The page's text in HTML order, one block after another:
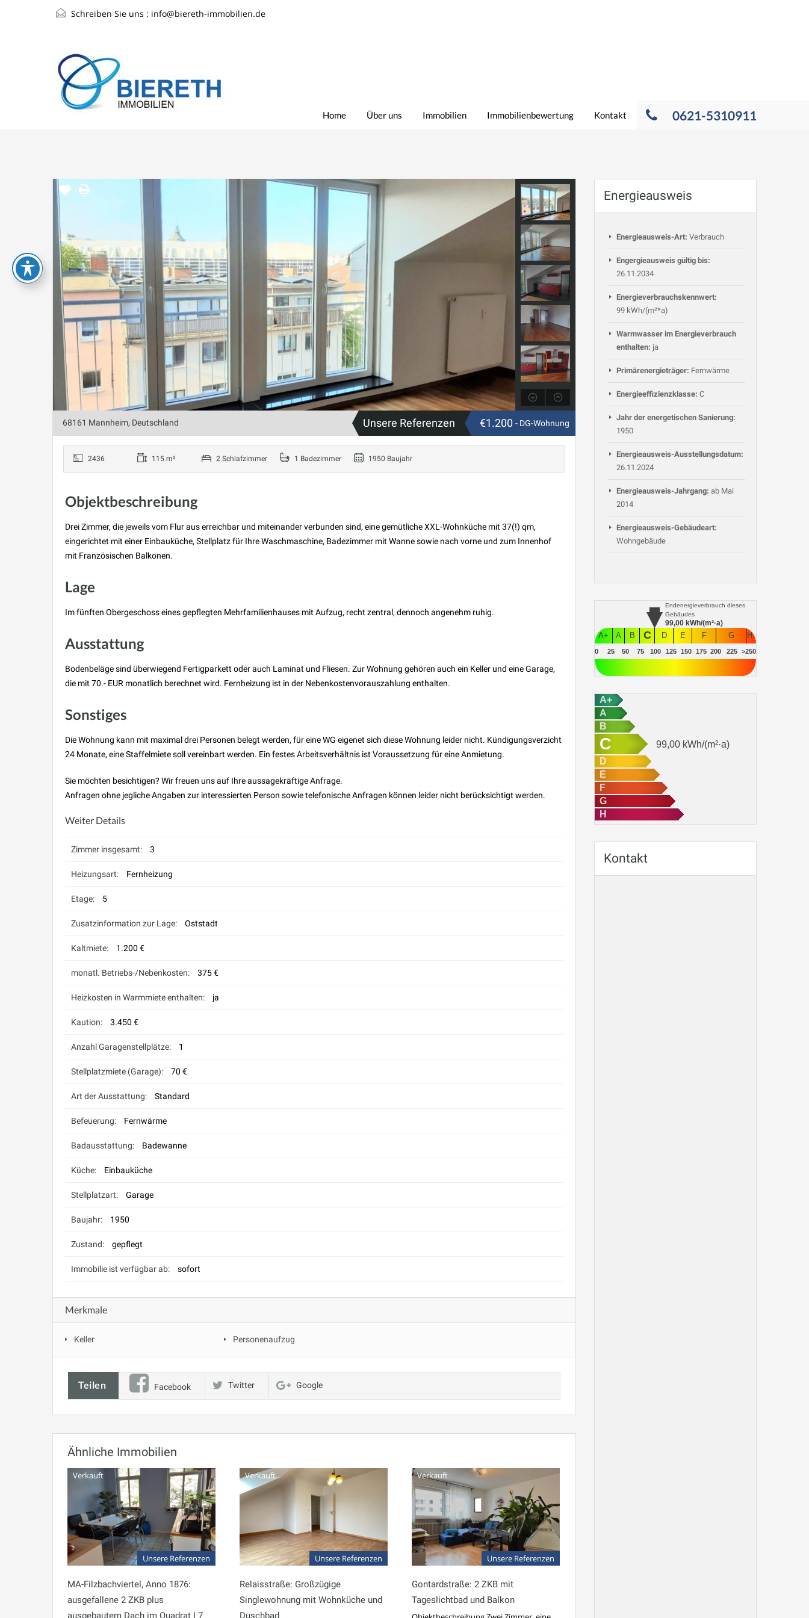
Schreiben Sie uns : info@biereth-immobilien.de
0621-5310911
Home Über uns Immobilien Immobilienbewertung Kontakt
68161 Mannheim, Deutschland Unsere Referenzen €1.200 - DG-Wohnung
2436 115 m² 2 Schlafzimmer 1 Badezimmer 1950 Baujahr
Objektbeschreibung
Drei Zimmer, die jeweils vom Flur aus erreichbar und miteinander verbunden sind, eine gemütliche XXL-Wohnküche mit 37(!) qm,
eingerichtet mit einer Einbauküche, Stellplatz für Ihre Waschmaschine, Badezimmer mit Wanne sowie nach vorne und zum Innenhof
mit Französischen Balkonen.
Lage
Im fünften Obergeschoss eines gepflegten Mehrfamilienhauses mit Aufzug, recht zentral, dennoch angenehm ruhig.
Ausstattung
Bodenbeläge sind überwiegend Fertigparkett oder auch Laminat und Fliesen. Zur Wohnung gehören auch ein Keller und eine Garage,
die mit 70.- EUR monatlich berechnet wird. Fernheizung ist in der Nebenkostenvorauszahlung enthalten.
Sonstiges
Die Wohnung kann mit maximal drei Personen belegt werden, für eine WG eigenet sich diese Wohnung leider nicht. Kündigungsverzicht
24 Monate, eine Staffelmiete soll vereinbart werden. Ein festes Arbeitsverhältnis ist Voraussetzung für eine Anmietung.
Sie möchten besichtigen? Wir freuen uns auf Ihre aussagekräftige Anfrage.
Anfragen ohne jegliche Angaben zur interessierten Person sowie telefonische Anfragen können leider nicht berücksichtigt werden.
Weiter Details
Zimmer insgesamt: 3
Heizungsart: Fernheizung
Etage: 5
Zusatzinformation zur Lage: Oststadt
Kaltmiete: 1.200 €
monatl. Betriebs-/Nebenkosten: 375 €
Heizkosten in Warmmiete enthalten: ja
Kaution: 3.450 €
Anzahl Garagenstellplätze: 1
Stellplatzmiete (Garage): 70 €
Art der Ausstattung: Standard
Befeuerung: Fernwärme
Badausstattung: Badewanne
Küche: Einbauküche
Stellplatzart: Garage
Baujahr: 1950
Zustand: gepflegt
Immobilie ist verfügbar ab: sofort
Merkmale
Keller Personenaufzug
Teilen Facebook Twitter Google
Ähnliche Immobilien
Verkauft
Unsere Referenzen
MA-Filzbachviertel, Anno 1876:
ausgefallene 2 ZKB plus
ausgebautem Dach im Quadrat I 7
Verkauft
Unsere Referenzen
Relaisstraße: Großzügige
Singlewohnung mit Wohnküche und
Duschbad
Verkauft
Unsere Referenzen
Gontardstraße: 2 ZKB mit
Tageslichtbad und Balkon
Energieausweis
Energieausweis-Art: Verbrauch
Engergieausweis gültig bis:
26.11.2034
Energieverbrauchskennwert:
99 kWh/(m²*a)
Warmwasser im Energieverbrauch
enthalten: ja
Primärenergieträger: Fernwärme
Energieeffizienzklasse: C
Jahr der energetischen Sanierung:
1950
Energieausweis-Ausstellungsdatum:
26.11.2024
Energieausweis-Jahrgang: ab Mai
2014
Energieausweis-Gebäudeart:
Wohngebäude
Endenergieverbrauchdieses
Gebäudes
99,00 kWh/(m²·a)
A+
A B C D E F G H
0 25 50 75 100 125 150 175 200 225 >250
A+
A
B
C 99,00 kWh/(m²·a)
D
E
F
G
H
Kontakt